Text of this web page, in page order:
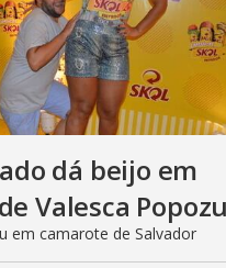
dá beijo em
Valesca
em camarote de Salvador